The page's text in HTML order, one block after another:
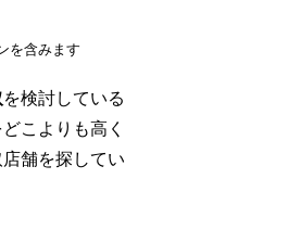
を含みます
を検討している
こよりも高く
舗を探してい